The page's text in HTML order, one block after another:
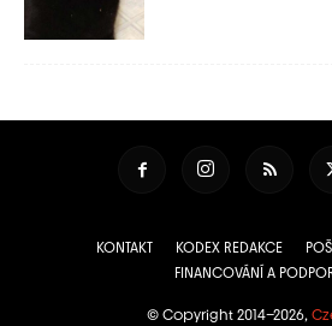
KONTAKT KODEX REDAKCE
FINANCOVÁNÍ A
© Copyright 2014–2026,